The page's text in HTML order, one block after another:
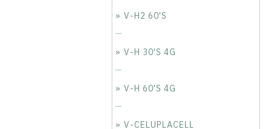
V-H2 60'S
V-H 30'S 4G
V-H 60'S 4G
V-CELUPLACELL